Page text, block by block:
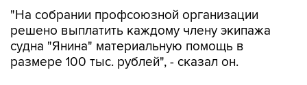
судна "Янина" материальную помощь в
размере 100 тыс. рублей", - сказал он.
Деньги планируется выплатить после